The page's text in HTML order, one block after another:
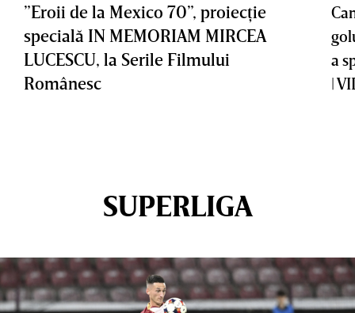
”Eroii de la Mexico 70”, proiecţie
specială IN MEMORIAM MIRCEA
LUCESCU, la Serile Filmului
Românesc
a
|
SUPERLIGA